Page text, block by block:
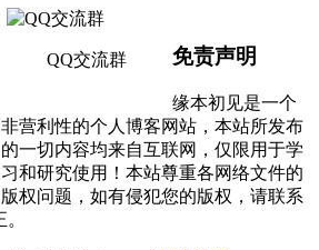
QQ交流群 免责声明
缘本初见是一个
非营利性的个人博客网站，本站所发布
的一切内容均来自互联网，仅限用于学
习和研究使用！本站尊重各网络文件的
版权问题，如有侵犯您的版权，请联系